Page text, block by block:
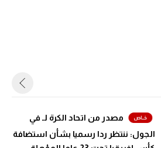
مصدر من اتحاد الكرة لـ في
الجول: ننتظر ردا رسميا بشأن استضافة